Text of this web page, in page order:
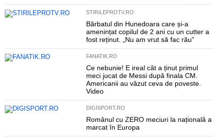
STIRILEPROTV.RO
Bărbatul din Hunedoara care și-a
amenințat copilul de 2 ani cu un cutter a
fost reținut. „Nu am vrut să fac rău”
FANATIK.RO
Ce nebunie! E ireal cât a ținut primul
meci jucat de Messi după finala CM.
Americanii au văzut ceva de poveste.
Video
DIGISPORT.RO
Românul cu ZERO meciuri la națională a
marcat în Europa